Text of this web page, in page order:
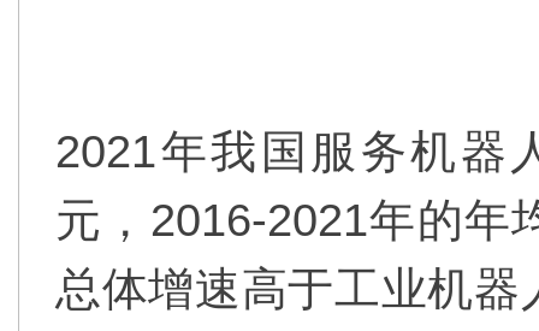
2021年我国服务机器
元，2016-2021年的年
总体增速高于工业机